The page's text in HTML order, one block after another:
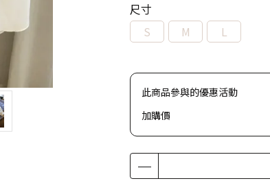
尺寸
S
M L
此商品參與的優惠活動
加購價